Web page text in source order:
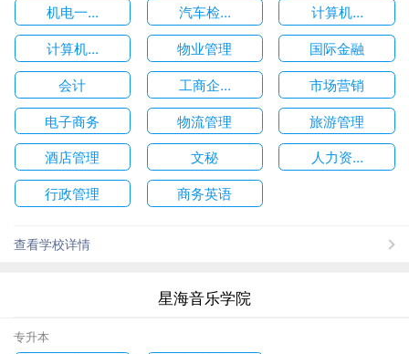
机电一...
汽车检...
计算机...
计算机...
物业管理
国际金融
会计
工商企...
市场营销
电子商务
物流管理
旅游管理
酒店管理
文秘
人力资...
行政管理
商务英语
查看学校详情
星海音乐学院
专升本